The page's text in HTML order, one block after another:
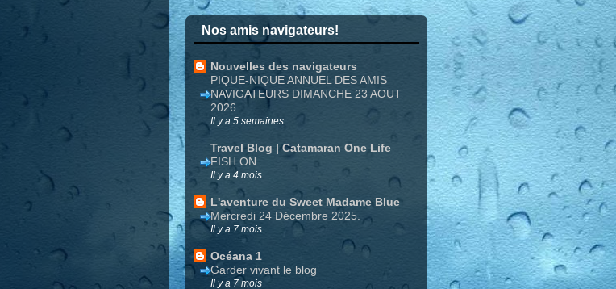
Nos amis navigateurs!
Nouvelles des navigateurs
PIQUE-NIQUE ANNUEL DES AMIS
NAVIGATEURS DIMANCHE 23 AOUT
2026
Il y a 5 semaines
Travel Blog | Catamaran One Life
FISH ON
Il y a 4 mois
L'aventure du Sweet Madame Blue
Mercredi 24 Décembre 2025.
Il y a 7 mois
Océana 1
Garder vivant le blog
Il y a 7 mois